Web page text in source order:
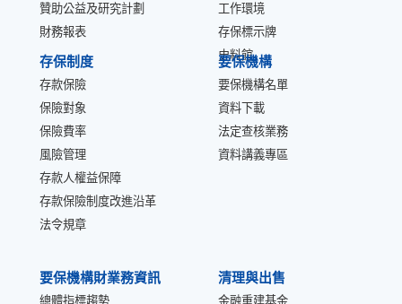
贊助公益及研究計劃
財務報表
工作環境
存保標示牌
史料館
存保制度
存款保險
保險對象
保險費率
風險管理
存款人權益保障
存款保險制度改進沿革
法令規章
要保機構
要保機構名單
資料下載
法定查核業務
資料講義專區
要保機構財業務資訊
總體指標趨勢
清理與出售
金融重建基金